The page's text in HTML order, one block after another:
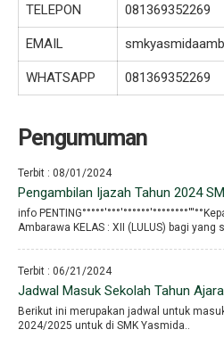
TELEPON 081369352269
EMAIL
WHATSAPP 081369352269
Pengumuman
Terbit : 08/01/2024
Pengambilan Ijazah Tahun 2024
info
Ambarawa KELAS : XII (LULUS) bagi yang
Terbit : 06/21/2024
Jadwal Masuk Sekolah Tahun
Berikut ini merupakan jadwal untuk
2024/2025 untuk di SMK Yasmida..